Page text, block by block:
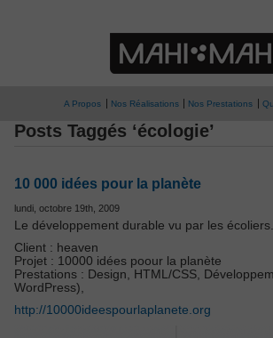
A Propos Nos Réalisations Nos Prestations
Posts Taggés ‘écologie’
10 000 idées pour la planète
lundi, octobre 19th, 2009
Le développement durable vu par les écoliers.
Client : heaven
Projet : 10000 idées poour la planète
Prestations : Design, HTML/CSS,
WordPress),
http://10000ideespourlaplanete.org